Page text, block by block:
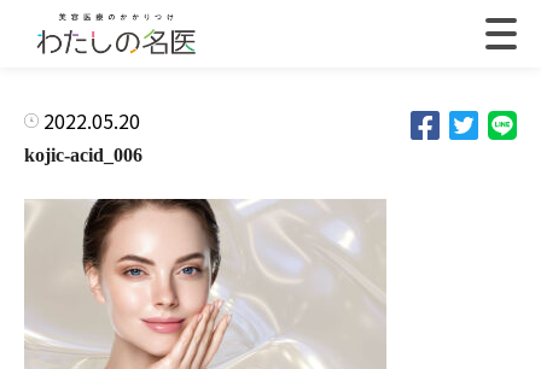
2022.05.20
kojic-acid_006